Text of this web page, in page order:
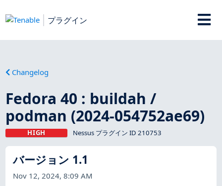
プラグイン
Changelog
Fedora 40 : buildah /
podman (2024-054752ae69)
HIGH Nessus プラグイン ID 210753
バージョン 1.1
Nov 12, 2024, 8:09 AM